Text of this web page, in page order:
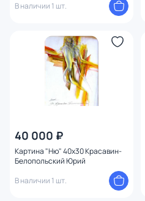
В наличии 1 шт.
40 000 ₽
Картина "Ню" 40x30 Красавин-
Белопольский Юрий
В наличии 1 шт.